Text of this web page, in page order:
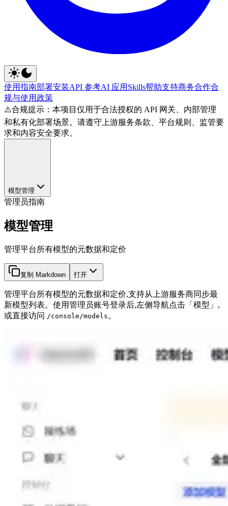
使用指南部署安装API 参考AI 应用 Skills帮助支持商务合作合
规与使用政策
⚠️合规提示：本项目仅用于合法授权的 API 网关、内部管理
和私有化部署场景。请遵守上游服务条款、平台规则、监管要
求和内容安全要求。
模型管理
管理员指南
模型管理
管理平台所有模型的元数据和定价
复制 Markdown 打开
管理平台所有模型的元数据和定价,支持从上游服务商同步最
新模型列表。使用管理员账号登录后,左侧导航点击「模型」,
或直接访问 /console/models 。